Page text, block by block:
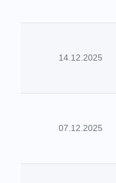
14.12.2025
07.12.2025